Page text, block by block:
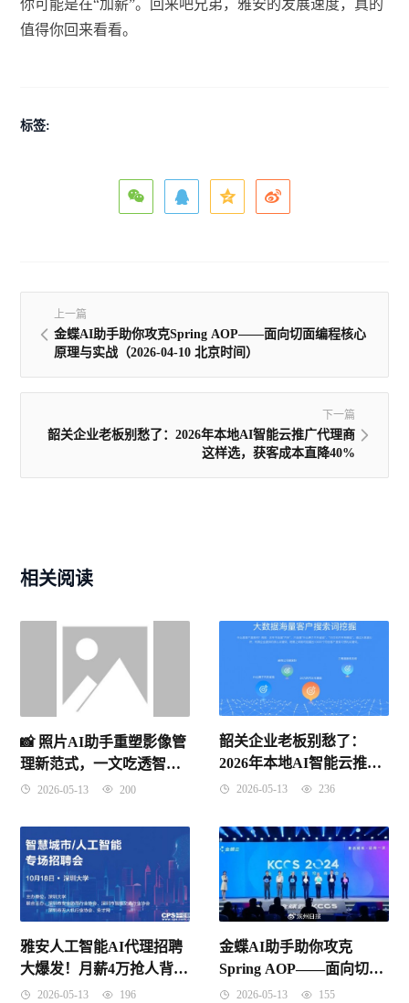
你可能是在“加薪”。回来吧兄弟，雅安的发展速度，真的
值得你回来看看。
标签:
上一篇
金蝶AI助手助你攻克Spring AOP——面向切面编程核心
原理与实战（2026-04-10 北京时间）
下一篇
韶关企业老板别愁了：2026年本地AI智能云推广代理商
这样选，获客成本直降40%
相关阅读
📸 照片AI助手重塑影像管
理新范式，一文吃透智能
修图底层逻辑（2026年4月
2026-05-13 200
韶关企业老板别愁了：
2026年本地AI智能云推广
代理商这样选，获客成本
2026-05-13 236
雅安人工智能AI代理招聘
大爆发！月薪4万抢人背
后，藏着多少普通人逆袭
2026-05-13 196
金蝶AI助手助你攻克
Spring AOP——面向切面
编程核心原理与实战
2026-05-13 155